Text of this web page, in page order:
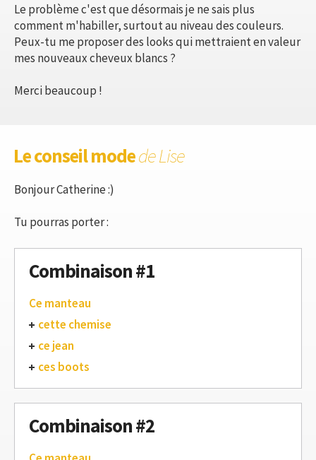
Le problème c'est que désormais je ne sais plus
comment m'habiller, surtout au niveau des couleurs.
Peux-tu me proposer des looks qui mettraient en valeur
mes nouveaux cheveux blancs ?
Merci beaucoup !
Le conseil modede Lise
Bonjour Catherine :)
Tu pourras porter :
Combinaison #1
Ce manteau
cette chemise
ce jean
ces boots
Combinaison #2